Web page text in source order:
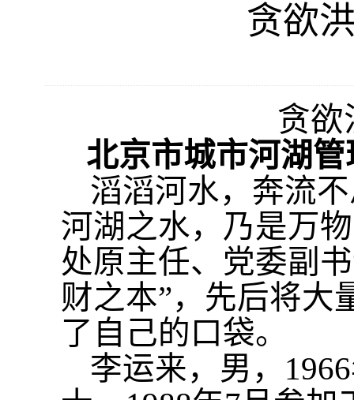
贪欲
贪欲
北京市城市河湖
滔滔河水，奔流
河湖之水，乃是万
处原主任、党委副
财之本”，先后将大
了自己的口袋。
李运来，男，